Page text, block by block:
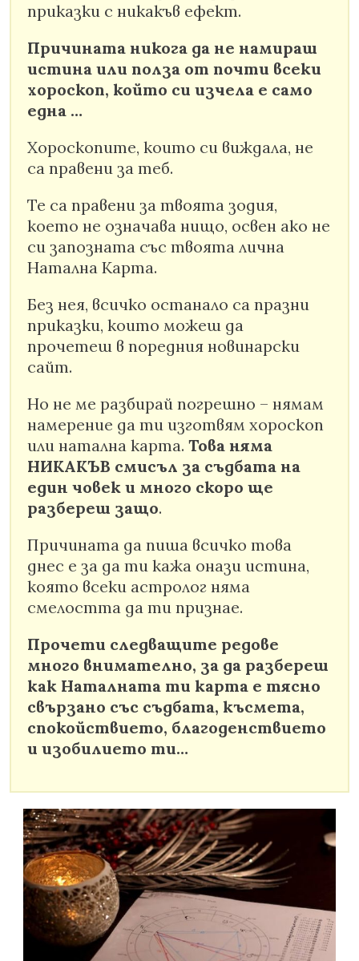
приказки с никакъв ефект.
Причината никога да не намираш
истина или полза от почти всеки
хороскоп, който си изчела е само
една …
Хороскопите, които си виждала, не
са правени за теб.
Те са правени за твоята зодия,
което не означава нищо, освен ако не
си запозната със твоята лична
Натална Карта.
Без нея, всичко останало са празни
приказки, които можеш да
прочетеш в поредния новинарски
сайт.
Но не ме разбирай погрешно – нямам
намерение да ти изготвям хороскоп
или натална карта. Това няма
НИКАКЪВ смисъл за съдбата на
един човек и много скоро ще
разбереш защо.
Причината да пиша всичко това
днес е за да ти кажа онази истина,
която всеки астролог няма
смелостта да ти признае.
Прочети следващите редове
много внимателно, за да разбереш
как Наталната ти карта е тясно
свързано със съдбата, късмета,
спокойствието, благоденствието
и изобилието ти…